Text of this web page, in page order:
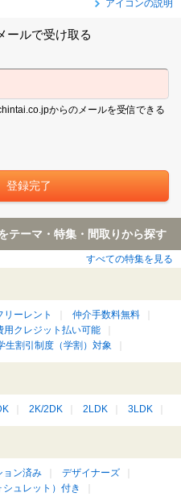
アイコンの説明
ールで受け取る
からのメールを受信できる
テーマ・特集・間取りから探す
すべての特集を見る
リーレント
仲介手数料無料
用クレジット払い可能
生割引制度（学割）対象
2K/2DK 2LDK 3LDK
ョン済み
デザイナーズ
ュレット）付き